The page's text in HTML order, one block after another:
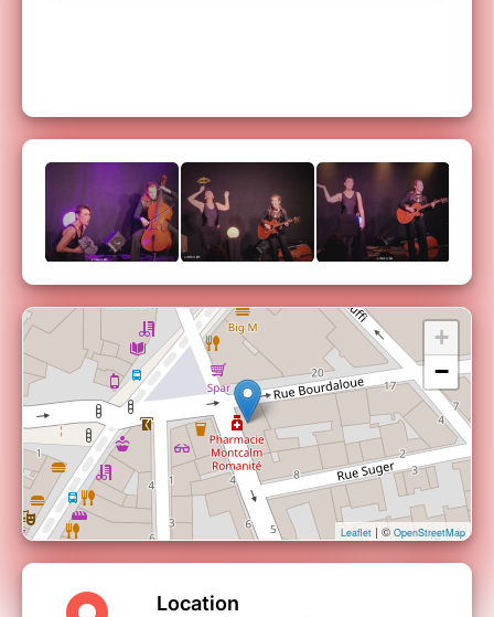
autorise la tentative de transaction mais ne
garantie pas le paiement, il faut attendre l'écran
suivant (retour sur le site) pour savoir si le
paiement est passé ou non.
+
−
Leaflet | © OpenStreetMap
Location